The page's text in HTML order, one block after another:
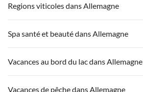
Regions viticoles dans Allemagne
Spa santé et beauté dans Allemagne
Vacances au bord du lac dans Allemagne
Vacances de pêche dans Allemagne